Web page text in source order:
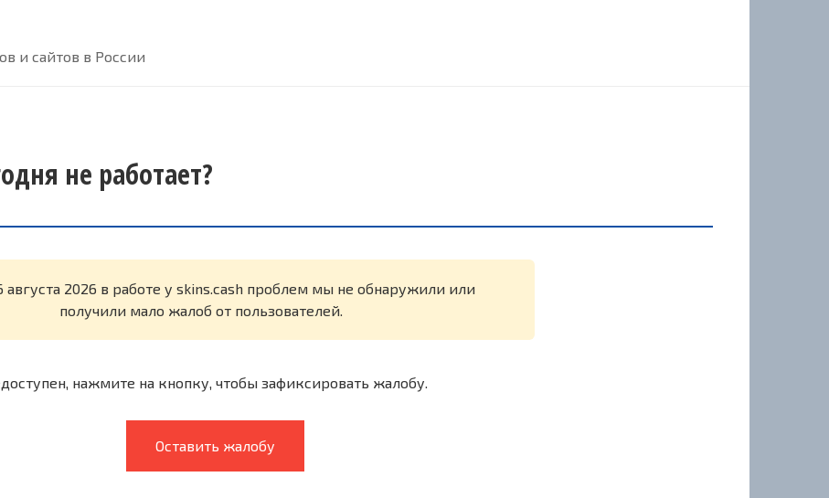
и сайтов в России
не работает?
августа 2026 в работе у skins.cash проблем мы не обнаружили или
получили мало жалоб от пользователей.
нажмите на кнопку, чтобы зафиксировать жалобу.
Оставить жалобу